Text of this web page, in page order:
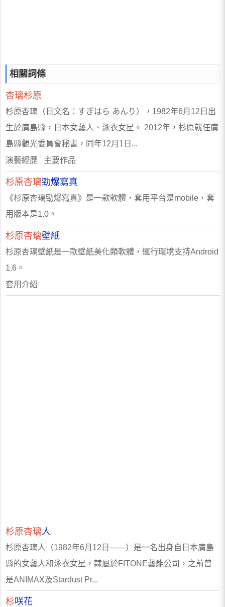
相關詞條
杏璃杉原
杉原杏璃（日文名：すぎはら あんり），1982年6月12日出
生於廣島縣，日本女藝人、泳衣女星。 2012年，杉原就任廣
島縣觀光委員會秘書，同年12月1日...
演藝經歷 主要作品
杉原杏璃勁爆寫真
《杉原杏璃勁爆寫真》是一款軟體，套用平台是mobile，套
用版本是1.0。
杉原杏璃壁紙
杉原杏璃壁紙是一款壁紙美化類軟體，運行環境支持Android
1.6。
套用介紹
杉原杏璃人
杉原杏璃人（1982年6月12日——）是一名出身自日本廣島
縣的女藝人和泳衣女星，隸屬於FITONE藝能公司，之前曾
是ANIMAX及Stardust Pr...
杉咲花